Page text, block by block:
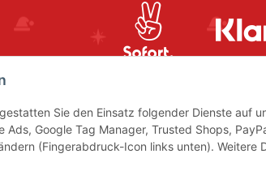
Sie den Einsatz folgender Dienste auf
Ads, Google Tag Manager, Trusted Shops,
(Fingerabdruck-Icon links unten). Weitere